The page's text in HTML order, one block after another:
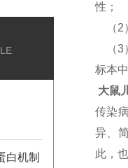
白机制
性；
（2
（3
标本
大鼠
传染
异、
此，